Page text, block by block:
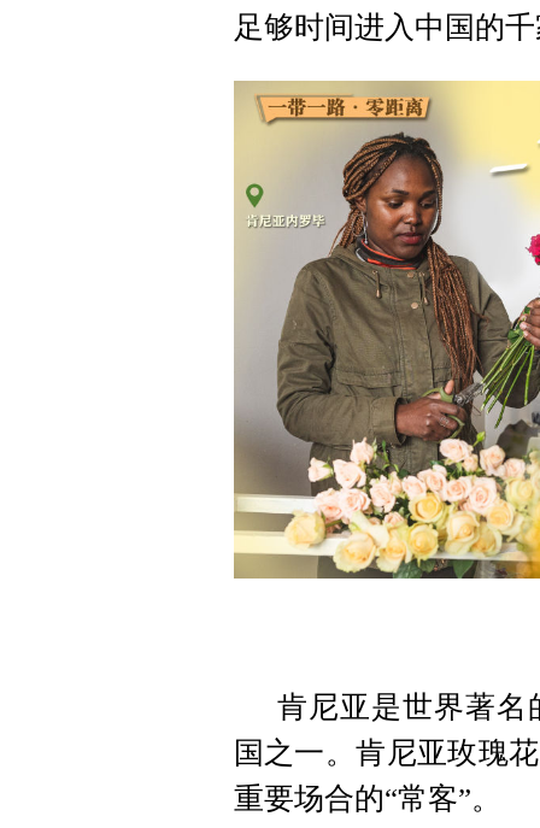
足够时间进入中国的
肯尼亚是世界著名
国之一。肯尼亚玫瑰
重要场合的“常客”。